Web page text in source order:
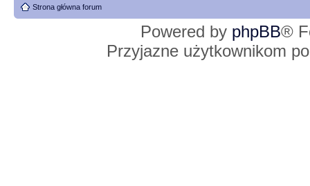
Strona główna forum
Powered by phpBB®
Przyjazne użytkownikom